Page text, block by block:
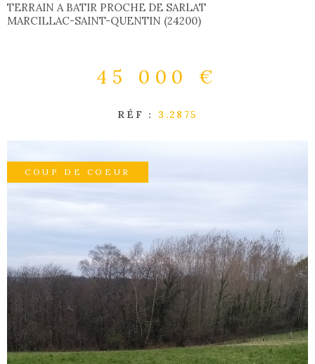
NOUS
TERRAIN A BATIR PROCHE DE SARLAT
MARCILLAC-SAINT-QUENTIN (24200)
45 000 €
RÉF : 3.2875
COUP DE COEUR